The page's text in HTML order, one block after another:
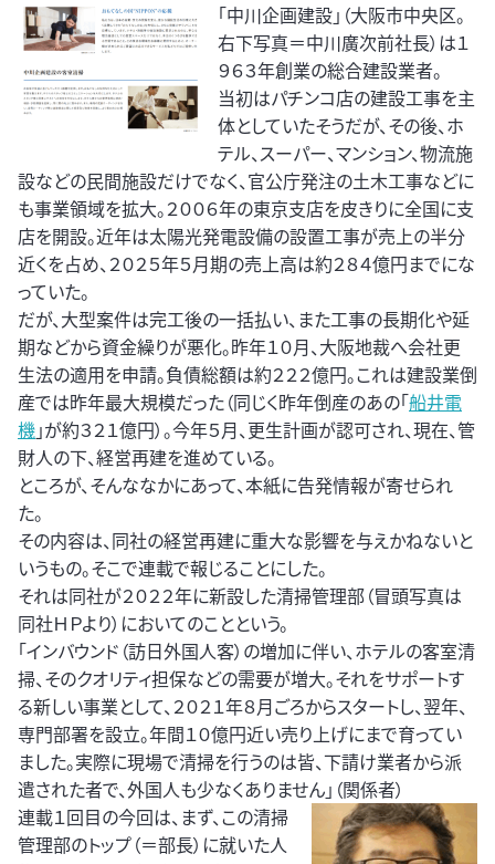
「中川企画建設」（大阪市中央区。
右下写真＝中川廣次前社長）は１
９６３年創業の総合建設業者。
当初はパチンコ店の建設工事を主
体としていたそうだが、その後、ホ
テル、スーパー、マンション、物流施
設などの民間施設だけでなく、官公庁発注の土木工事などに
も事業領域を拡大。２００６年の東京支店を皮きりに全国に支
店を開設。近年は太陽光発電設備の設置工事が売上の半分
近くを占め、２０２５年５月期の売上高は約２８４億円までにな
っていた。
だが、大型案件は完工後の一括払い、また工事の長期化や延
期などから資金繰りが悪化。昨年１０月、大阪地裁へ会社更
生法の適用を申請。負債総額は約２２２億円。これは建設業倒
産では昨年最大規模だった（同じく昨年倒産のあの「船井電
機」が約３２１億円）。今年５月、更生計画が認可され、現在、管
財人の下、経営再建を進めている。
ところが、そんななかにあって、本紙に告発情報が寄せられ
た。
その内容は、同社の経営再建に重大な影響を与えかねないと
いうもの。そこで連載で報じることにした。
それは同社が２０２２年に新設した清掃管理部（冒頭写真は
同社ＨＰより）においてのことという。
「インバウンド（訪日外国人客）の増加に伴い、ホテルの客室清
掃、そのクオリティ担保などの需要が増大。それをサポートす
る新しい事業として、２０２１年８月ごろからスタートし、翌年、
専門部署を設立。年間１０億円近い売り上げにまで育ってい
ました。実際に現場で清掃を行うのは皆、下請け業者から派
遣された者で、外国人も少なくありません」（関係者）
連載１回目の今回は、まず、この清掃
管理部のトップ（＝部長）に就いた人